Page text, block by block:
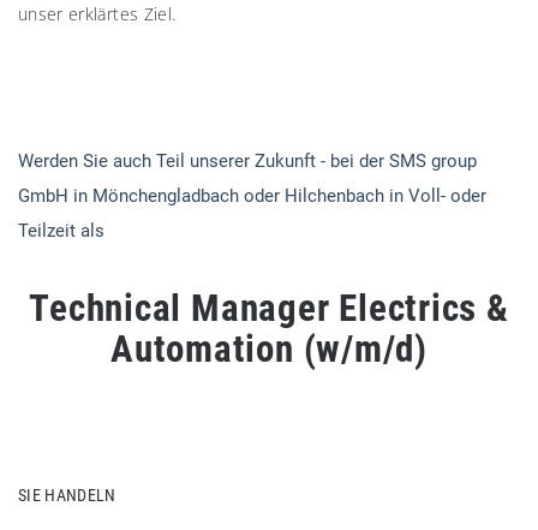
unser erklärtes Ziel.
Werden Sie auch Teil unserer Zukunft - bei der SMS group
GmbH in Mönchengladbach oder Hilchenbach in Voll- oder
Teilzeit als
Technical Manager Electrics &
Automation (w/m/d)
SIE HANDELN